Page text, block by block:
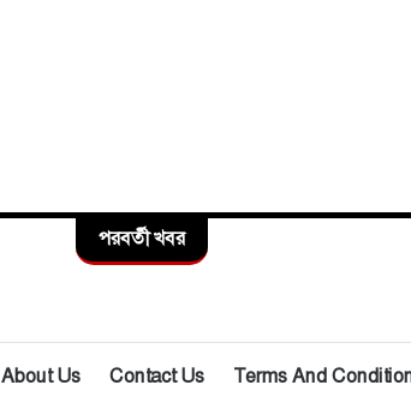
পরবর্তী খবর
About Us Contact Us Terms And